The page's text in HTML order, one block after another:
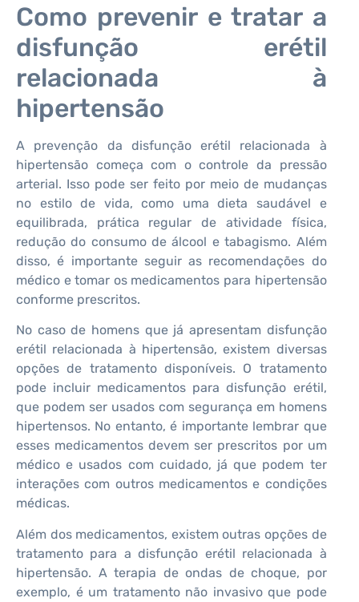
Como prevenir e tratar a
disfunção erétil
relacionada à
hipertensão
A prevenção da disfunção erétil relacionada à
hipertensão começa com o controle da pressão
arterial. Isso pode ser feito por meio de mudanças
no estilo de vida, como uma dieta saudável e
equilibrada, prática regular de atividade física,
redução do consumo de álcool e tabagismo. Além
disso, é importante seguir as recomendações do
médico e tomar os medicamentos para hipertensão
conforme prescritos.
No caso de homens que já apresentam disfunção
erétil relacionada à hipertensão, existem diversas
opções de tratamento disponíveis. O tratamento
pode incluir medicamentos para disfunção erétil,
que podem ser usados com segurança em homens
hipertensos. No entanto, é importante lembrar que
esses medicamentos devem ser prescritos por um
médico e usados com cuidado, já que podem ter
interações com outros medicamentos e condições
médicas.
Além dos medicamentos, existem outras opções de
tratamento para a disfunção erétil relacionada à
hipertensão. A terapia de ondas de choque, por
exemplo, é um tratamento não invasivo que pode